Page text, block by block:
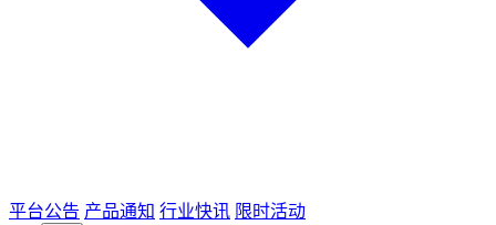
平台公告 产品通知 行业快讯 限时活动